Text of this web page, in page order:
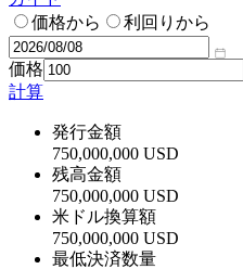
価格から
利回りから
価格
計算
発行金額
750,000,000 USD
残高金額
750,000,000 USD
米ドル換算額
750,000,000 USD
最低決済数量